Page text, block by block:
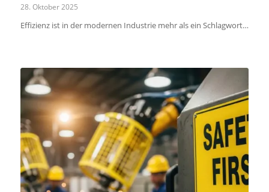
28. Oktober 2025
Effizienz ist in der modernen Industrie mehr als ein Schlagwort…